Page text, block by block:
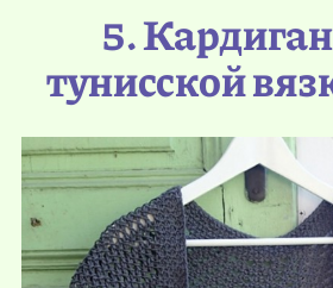
5. Кардиган
тунисской